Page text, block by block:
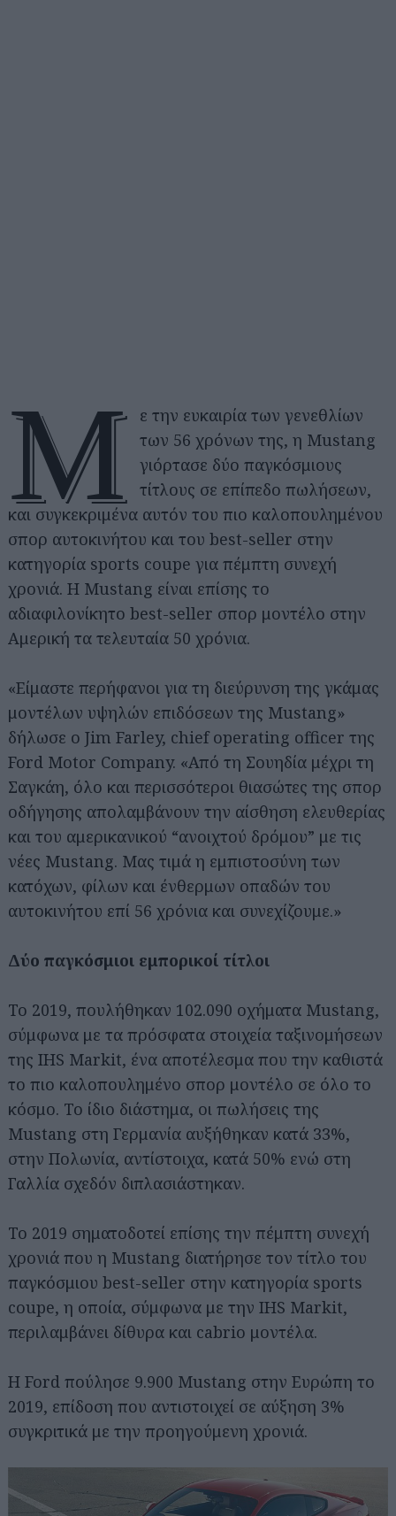
Μ
ε την ευκαιρία των γενεθλίων
των 56 χρόνων της, η Mustang
γιόρτασε δύο παγκόσμιους
τίτλους σε επίπεδο πωλήσεων,
και συγκεκριμένα αυτόν του πιο καλοπουλημένου
σπορ αυτοκινήτου και του best-seller στην
κατηγορία sports coupe για πέμπτη συνεχή
χρονιά. Η Mustang είναι επίσης το
αδιαφιλονίκητο best-seller σπορ μοντέλο στην
Αμερική τα τελευταία 50 χρόνια.
«Είμαστε περήφανοι για τη διεύρυνση της γκάμας
μοντέλων υψηλών επιδόσεων της Mustang»
δήλωσε ο Jim Farley, chief operating officer της
Ford Motor Company. «Από τη Σουηδία μέχρι τη
Σαγκάη, όλο και περισσότεροι θιασώτες της σπορ
οδήγησης απολαμβάνουν την αίσθηση ελευθερίας
και του αμερικανικού “ανοιχτού δρόμου” με τις
νέες Mustang. Μας τιμά η εμπιστοσύνη των
κατόχων, φίλων και ένθερμων οπαδών του
αυτοκινήτου επί 56 χρόνια και συνεχίζουμε.»
Δύο παγκόσμιοι εμπορικοί τίτλοι
Το 2019, πουλήθηκαν 102.090 οχήματα Mustang,
σύμφωνα με τα πρόσφατα στοιχεία ταξινομήσεων
της IHS Markit, ένα αποτέλεσμα που την καθιστά
το πιο καλοπουλημένο σπορ μοντέλο σε όλο το
κόσμο. Το ίδιο διάστημα, οι πωλήσεις της
Mustang στη Γερμανία αυξήθηκαν κατά 33%,
στην Πολωνία, αντίστοιχα, κατά 50% ενώ στη
Γαλλία σχεδόν διπλασιάστηκαν.
Το 2019 σηματοδοτεί επίσης την πέμπτη συνεχή
χρονιά που η Mustang διατήρησε τον τίτλο του
παγκόσμιου best-seller στην κατηγορία sports
coupe, η οποία, σύμφωνα με την IHS Markit,
περιλαμβάνει δίθυρα και cabrio μοντέλα.
Η Ford πούλησε 9.900 Mustang στην Ευρώπη το
2019, επίδοση που αντιστοιχεί σε αύξηση 3%
συγκριτικά με την προηγούμενη χρονιά.